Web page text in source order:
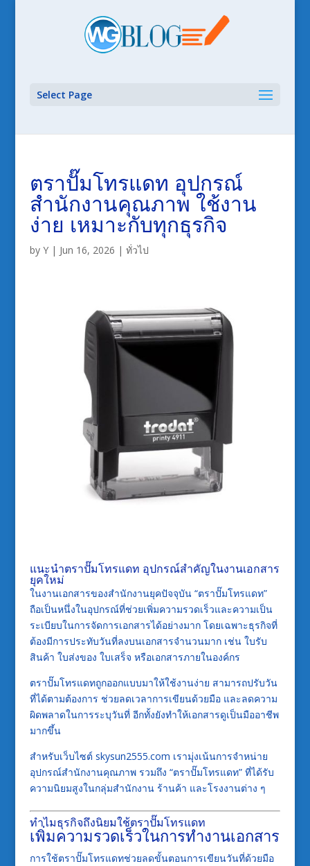
Select Page
ตราปั๊มโทรแดท อุปกรณ์
สำนักงานคุณภาพ ใช้งาน
ง่าย เหมาะกับทุกธุรกิจ
by Y| Jun 16, 2026 | ทั่วไป
แนะนำตราปั๊มโทรแดท อุปกรณ์สำคัญในงานเอกสาร
ยุคใหม่
ในงานเอกสารของสำนักงานยุคปัจจุบัน “ตราปั๊มโทรแดท”
ถือเป็นหนึ่งในอุปกรณ์ที่ช่วยเพิ่มความรวดเร็วและความเป็น
ระเบียบในการจัดการเอกสารได้อย่างมาก โดยเฉพาะธุรกิจที่
ต้องมีการประทับวันที่ลงบนเอกสารจำนวนมาก เช่น ใบรับ
สินค้า ใบส่งของ ใบเสร็จ หรือเอกสารภายในองค์กร
ตราปั๊มโทรแดทถูกออกแบบมาให้ใช้งานง่าย สามารถปรับวัน
ที่ได้ตามต้องการ ช่วยลดเวลาการเขียนด้วยมือ และลดความ
ผิดพลาดในการระบุวันที่ อีกทั้งยังทำให้เอกสารดูเป็นมืออาชีพ
มากขึ้น
สำหรับเว็บไซต์ skysun2555.com เรามุ่งเน้นการจำหน่าย
อุปกรณ์สำนักงานคุณภาพ รวมถึง “ตราปั๊มโทรแดท” ที่ได้รับ
ความนิยมสูงในกลุ่มสำนักงาน ร้านค้า และโรงงานต่าง ๆ
ทำไมธุรกิจถึงนิยมใช้ตราปั๊มโทรแดท
เพิ่มความรวดเร็วในการทำงานเอกสาร
การใช้ตราปั๊มโทรแดทช่วยลดขั้นตอนการเขียนวันที่ด้วยมือ